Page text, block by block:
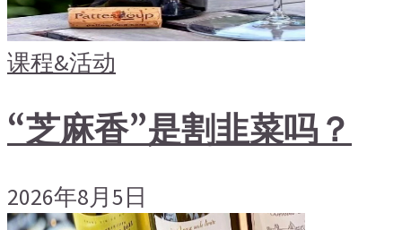
课程&活动
“芝麻香”是割韭菜吗？
2026年8月5日